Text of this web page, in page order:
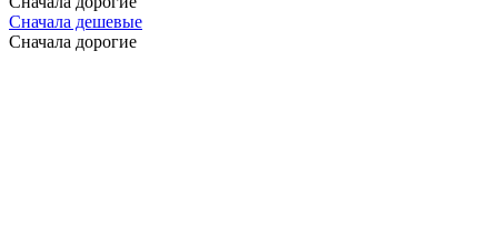
Сначала дешевые
Сначала дорогие